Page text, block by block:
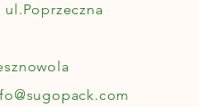
ul.Poprzeczna